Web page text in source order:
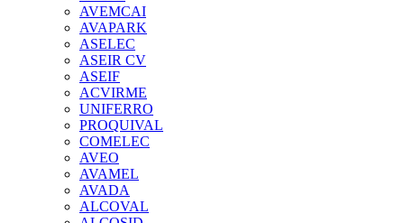
AVEMCAI
AVAPARK
ASELEC
ASEIR CV
ASEIF
ACVIRME
UNIFERRO
PROQUIVAL
COMELEC
AVEO
AVAMEL
AVADA
ALCOVAL